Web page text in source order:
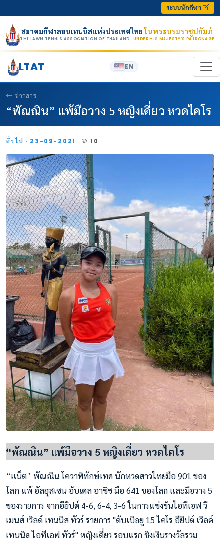
ระบบนักกีฬา
สมาคมกีฬาลอนเทนนิสแห่งประเทศไทยในพระบรมราชูปถัมภ์
THE LAWN TENNIS ASSOCIATION OF THAILAND · UNDER HIS MAJESTY’S PATRONAGE
LTAT EN
ข่าวสาร
“พัณณิน” แพ้มือวาง 5 หญิงเดี่ยว หวดไคโร
ทั่วไป · 23-09-2021 10
“พัณณิน” แพ้มือวาง 5 หญิงเดี่ยว หวดไคโร
“แน็ต” พัณณิน โควาพิทักษ์เทศ นักหวดสาวไทยมือ 901 ของ
โลก แพ้ อัลฮุสเซน อับเดล อาซิซ มือ 641 ของโลก และมือวาง 5
ของรายการ จากอียิปต์ 4-6, 6-4, 3-6 ในการแข่งขันไอทีเอฟ วี
เมนส์ เวิลด์ เทนนิส ทัวร์ รายการ "ดับเบิลยู 15 ไคโร อียิปต์ เวิลด์
เทนนิส ไอทีเอฟ ทัวร์" หญิงเดี่ยว รอบแรก ชิงเงินรางวัลรวม